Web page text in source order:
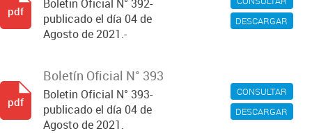
DESCARGAR
Boletin Oficial N° 392-
publicado el día 04 de
Agosto de 2021.-
pdf
CONSULTAR
DESCARGAR
Boletín Oficial N° 393
Boletin Oficial N° 393-
publicado el día 04 de
Agosto de 2021.
pdf